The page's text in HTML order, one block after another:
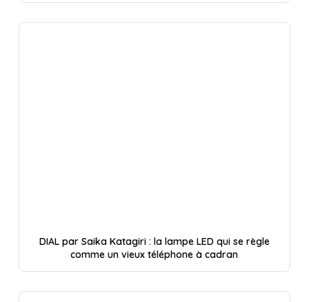
DIAL par Saika Katagiri : la lampe LED qui se règle
comme un vieux téléphone à cadran